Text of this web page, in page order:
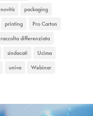
novità
packaging
printing
Pro Carton
raccolta differenziata
sindacati
Ucima
univa Webinar